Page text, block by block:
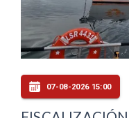
07-08-2026 14:00